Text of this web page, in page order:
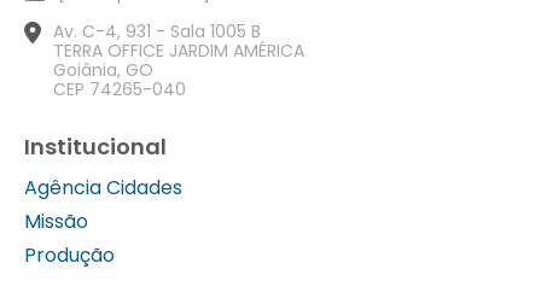
Av. C-4, 931 - Sala 1005 B
TERRA OFFICE JARDIM AMÉRICA
Goiânia, GO
CEP 74265-040
Institucional
Agência Cidades
Missão
Produção